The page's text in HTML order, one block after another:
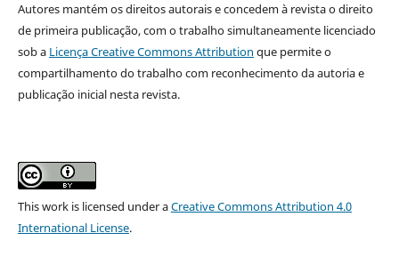
Autores mantém os direitos autorais e concedem à revista o direito
de primeira publicação, com o trabalho simultaneamente licenciado
sob a Licença Creative Commons Attribution que permite o
compartilhamento do trabalho com reconhecimento da autoria e
publicação inicial nesta revista.
This work is licensed under aCreative Commons Attribution 4.0
International License.